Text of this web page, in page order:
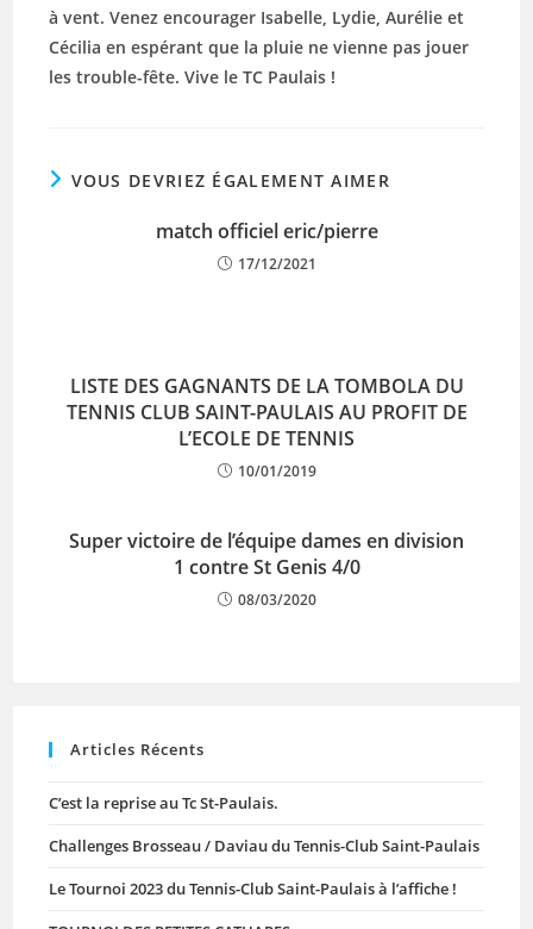
à vent. Venez encourager Isabelle, Lydie, Aurélie et
Cécilia en espérant que la pluie ne vienne pas jouer
les trouble-fête. Vive le TC Paulais !
VOUS DEVRIEZ ÉGALEMENT AIMER
match officiel eric/pierre
17/12/2021
LISTE DES GAGNANTS DE LA TOMBOLA DU
TENNIS CLUB SAINT-PAULAIS AU PROFIT DE
L’ECOLE DE TENNIS
10/01/2019
Super victoire de l’équipe dames en division
1 contre St Genis 4/0
08/03/2020
Articles Récents
C’est la reprise au Tc St-Paulais.
Challenges Brosseau / Daviau du Tennis-Club Saint-Paulais
Le Tournoi 2023 du Tennis-Club Saint-Paulais à l’affiche !